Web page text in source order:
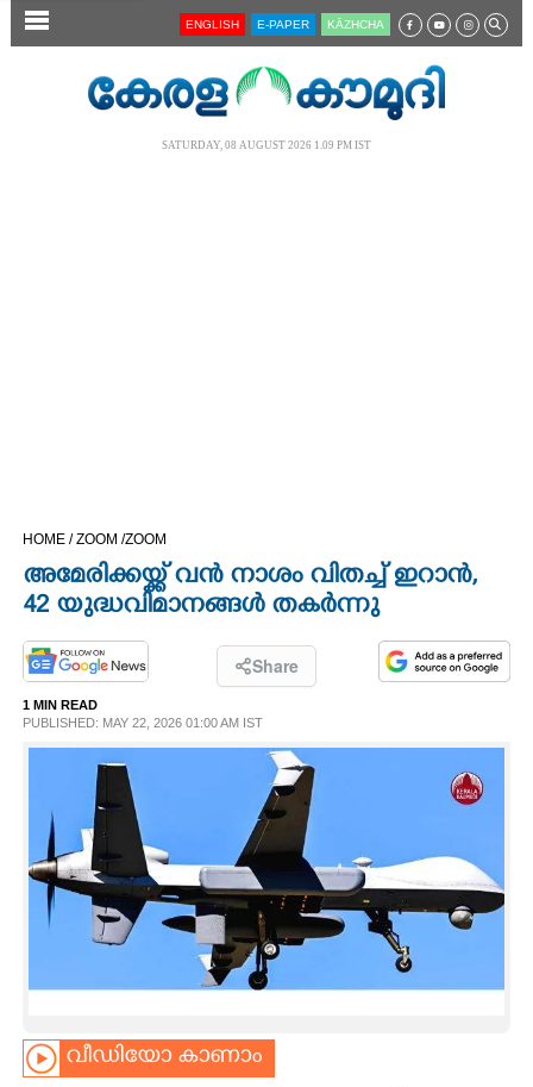
SECTIONS
OPINION
LIFESTYLE
SPIRITUAL
INFO+
ASTRO
ENGLISH E-PAPER KĀZHCHA
SATURDAY, 08 AUGUST 2026 1.09 PM IST
HOME /ZOOM /ZOOM
അമേരിക്കയ്ക്ക് വൻ നാശം വിതച്ച് ഇറാൻ,
42 യുദ്ധവിമാനങ്ങൾ തകർന്നു
Share
1 MIN READ
PUBLISHED: MAY 22, 2026 01:00 AM IST
വീഡിയോ കാണാം